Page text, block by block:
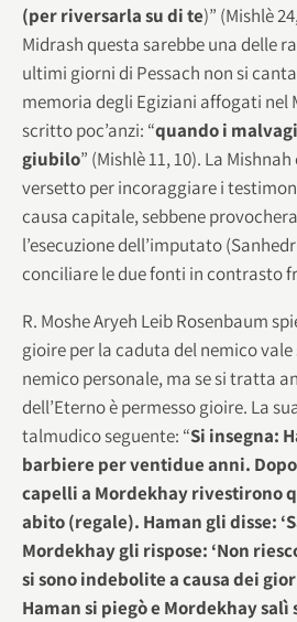
(per riversarla su di te)” (Mishlè
Midrash questa sarebbe una delle
ultimi giorni di Pessach non si
memoria degli Egiziani affogati nel
scritto poc’anzi: “quando i
giubilo” (Mishlè 11, 10). La
versetto per incoraggiare i
causa capitale, sebbene
l’esecuzione dell’imputato
conciliare le due fonti in contrasto
R. Moshe Aryeh Leib Rosenbaum
gioire per la caduta del nemico
nemico personale, ma se si tratta
dell’Eterno è permesso gioire. La
talmudico seguente: “Si insegna:
barbiere per ventidue anni.
capelli a Mordekhay rivestirono
abito (regale). Haman gli disse:
Mordekhay gli rispose: ‘Non
si sono indebolite a causa dei
Haman si piegò e Mordekhay salì